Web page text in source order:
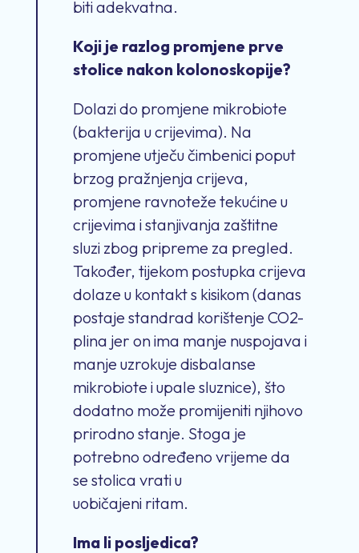
biti adekvatna.
Koji je razlog promjene prve
stolice nakon kolonoskopije?
Dolazi do promjene mikrobiote
(bakterija u crijevima). Na
promjene utječu čimbenici poput
brzog pražnjenja crijeva,
promjene ravnoteže tekućine u
crijevima i stanjivanja zaštitne
sluzi zbog pripreme za pregled.
Također, tijekom postupka crijeva
dolaze u kontakt s kisikom (danas
postaje standrad korištenje CO2-
plina jer on ima manje nuspojava i
manje uzrokuje disbalanse
mikrobiote i upale sluznice), što
dodatno može promijeniti njihovo
prirodno stanje. Stoga je
potrebno određeno vrijeme da
se stolica vrati u
uobičajeni ritam.
Ima li posljedica?